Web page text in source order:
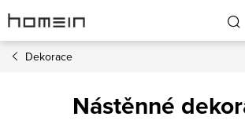
na
obsah
Dekorace
Nástěnné